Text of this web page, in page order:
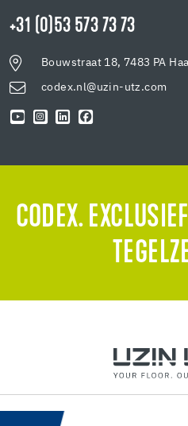
+31 (0)53 573 73 73
Bouwstraat 18, 7483 PA
codex.nl@uzin-utz.com
CODEX.